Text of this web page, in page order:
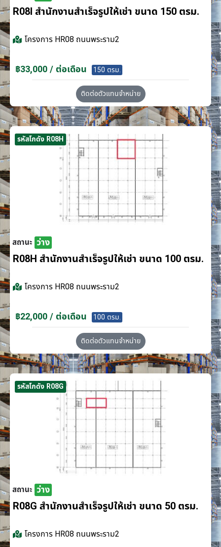
R08I สำนักงานสำเร็จรูปให้เช่า ขนาด 150 ตรม.
โครงการ HR08 ถนนพระราม2
฿33,000 / ต่อเดือน 150 ตรม.
ติดต่อตัวแทนจำหน่าย
รหัสโกดัง R08H
สถานะ ว่าง
R08H สำนักงานสำเร็จรูปให้เช่า ขนาด 100 ตรม.
โครงการ HR08 ถนนพระราม2
฿22,000 / ต่อเดือน 100 ตรม.
ติดต่อตัวแทนจำหน่าย
รหัสโกดัง R08G
สถานะ ว่าง
R08G สำนักงานสำเร็จรูปให้เช่า ขนาด 50 ตรม.
โครงการ HR08 ถนนพระราม2